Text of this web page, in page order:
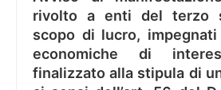
rivolto a enti del terzo
scopo di lucro,
economiche di
finalizzato alla stipula di